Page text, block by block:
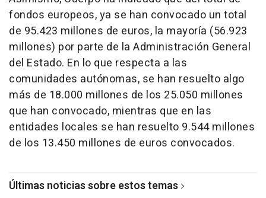
fondos europeos, ya se han convocado un total
de 95.423 millones de euros, la mayoría (56.923
millones) por parte de la Administración General
del Estado. En lo que respecta a las
comunidades autónomas, se han resuelto algo
más de 18.000 millones de los 25.050 millones
que han convocado, mientras que en las
entidades locales se han resuelto 9.544 millones
de los 13.450 millones de euros convocados.
Últimas noticias sobre estos temas